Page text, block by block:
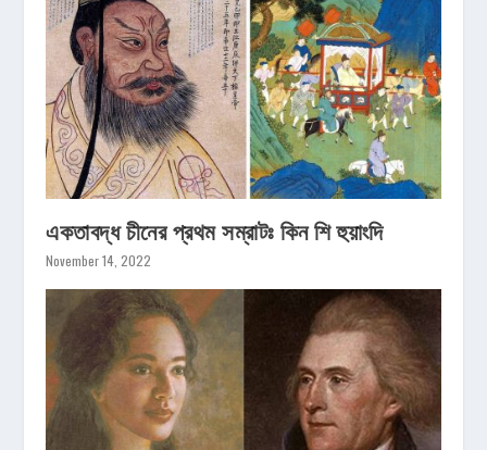
একতাবদ্ধ চীনের প্রথম সম্রাটঃ কিন শি হুয়াংদি
November 14, 2022